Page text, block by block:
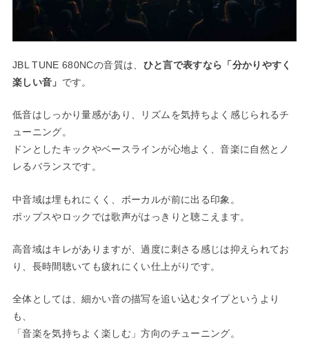
JBL TUNE 680NCの音質は、 ひと言で表すなら「分かりやすく
楽しい音」 です。
低音はしっかり量感があり、リズムを気持ちよく感じられるチ
ューニング。
ドンとしたキックやベースラインが心地よく、音楽に自然とノ
レるバランスです。
中音域は埋もれにくく、ボーカルが前に出る印象。
ポップスやロックでは歌声がはっきりと聴こえます。
高音域はキレがありますが、過度に刺さる感じは抑えられてお
り、長時間聴いても疲れにくい仕上がりです。
全体としては、細かい音の描写を追い込むタイプというより
も、
「音楽を気持ちよく楽しむ」方向のチューニング。